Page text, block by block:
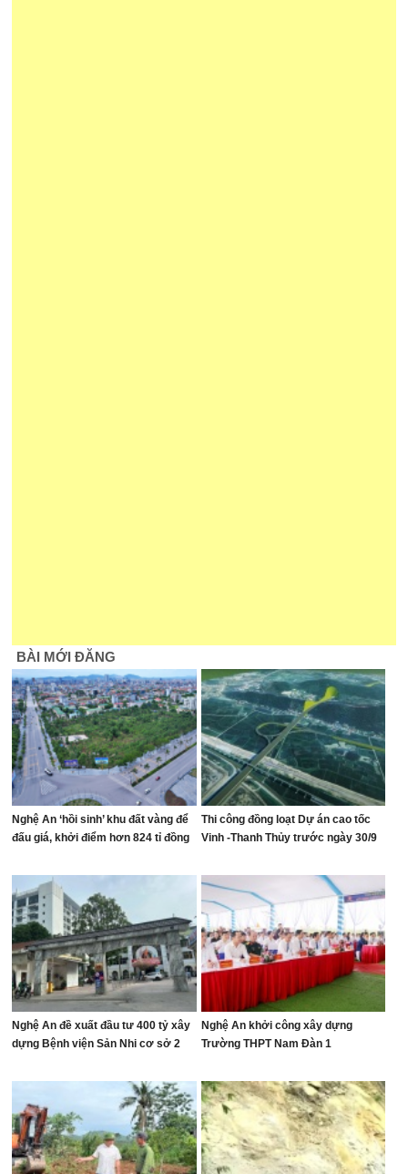
BÀI MỚI ĐĂNG
Nghệ An ‘hồi sinh’ khu đất vàng để
đấu giá, khởi điểm hơn 824 tỉ đồng
Thi công đồng loạt Dự án cao tốc
Vinh -Thanh Thủy trước ngày 30/9
Nghệ An đề xuất đầu tư 400 tỷ xây
dựng Bệnh viện Sản Nhi cơ sở 2
Nghệ An khởi công xây dựng
Trường THPT Nam Đàn 1